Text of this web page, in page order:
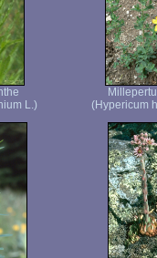
L.)
(Hypericum